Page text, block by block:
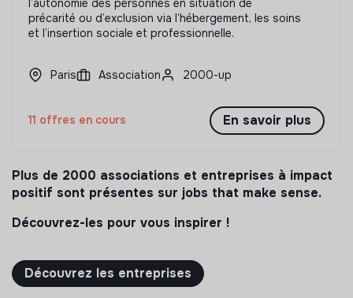
l’autonomie des personnes en situation de
précarité ou d’exclusion via l’hébergement, les soins
et l’insertion sociale et professionnelle.
Paris Association 2000-up
11 offres en cours En savoir plus
Plus de 2000 associations et entreprises à impact
positif sont présentes sur jobs that make sense.
Découvrez-les pour vous inspirer !
Découvrez les entreprises